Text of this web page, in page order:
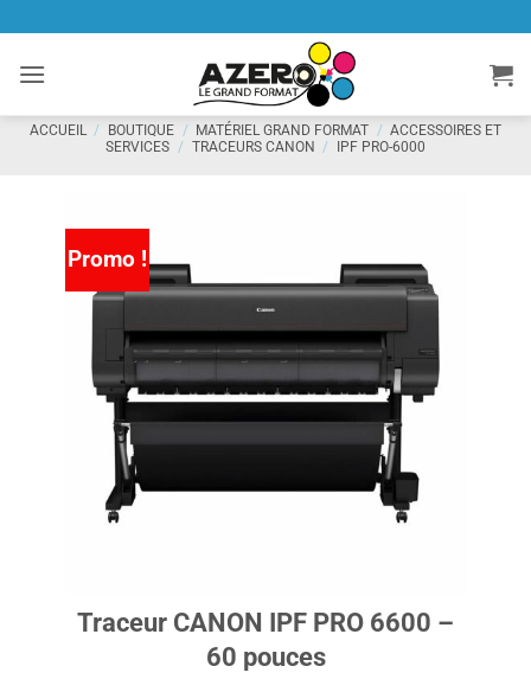
contenu
ACCUEIL / BOUTIQUE / MATÉRIEL GRAND FORMAT / ACCESSOIRES ET
SERVICES / TRACEURS CANON / IPF PRO-6000
Promo !
Traceur CANON IPF PRO 6600 –
60 pouces